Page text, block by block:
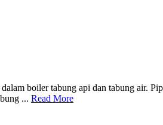
boiler tabung api dan tabung air.
... Read More